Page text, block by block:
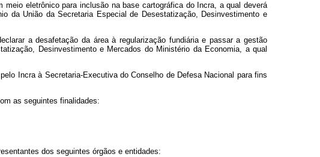
eletrônico para inclusão na base cartográfica do Incra, a qual deverá
da União da Secretaria Especial de Desestatização, Desinvestimento e
a desafetação da área à regularização fundiária e passar a gestão
Desinvestimento e Mercados do Ministério da Economia, a qual
Incra à Secretaria-Executiva do Conselho de Defesa Nacional para fins
as seguintes finalidades:
dos seguintes órgãos e entidades: